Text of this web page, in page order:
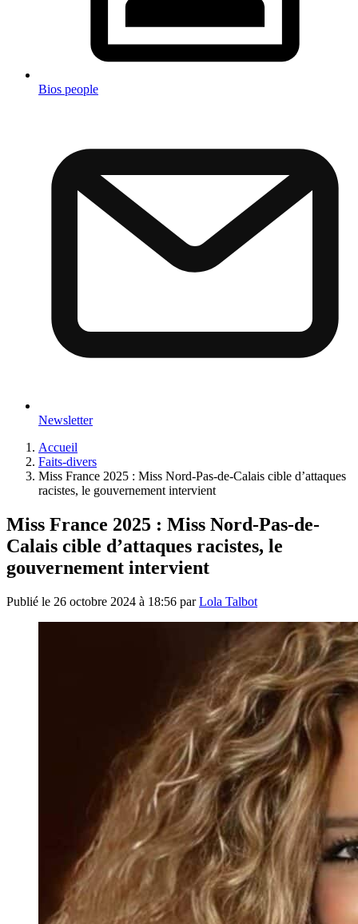
Bios people
Newsletter
Accueil
Faits-divers
Miss France 2025 : Miss Nord-Pas-de-Calais cible d’attaques
racistes, le gouvernement intervient
Miss France 2025 : Miss Nord-Pas-de-
Calais cible d’attaques racistes, le
gouvernement intervient
Publié le 26 octobre 2024 à 18:56 parLola Talbot